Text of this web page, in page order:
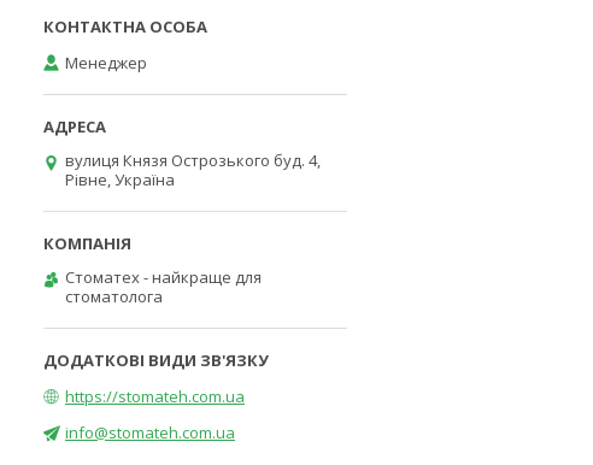
Менеджер
вулиця Князя Острозького буд. 4,
Рівне, Україна
Стоматех - найкраще для
стоматолога
https://stomateh.com.ua
info@stomateh.com.ua